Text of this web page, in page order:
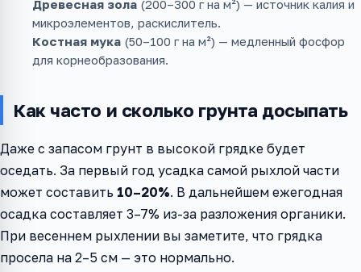
Древесная зола (200–300 г на м²) — источник калия и
микроэлементов, раскислитель.
Костная мука (50–100 г на м²) — медленный фосфор
для корнеобразования.
Как часто и сколько грунта досыпать
Даже с запасом грунт в высокой грядке будет
оседать. За первый год усадка самой рыхлой части
может составить 10–20%. В дальнейшем ежегодная
осадка составляет 3–7% из-за разложения органики.
При весеннем рыхлении вы заметите, что грядка
просела на 2–5 см — это нормально.